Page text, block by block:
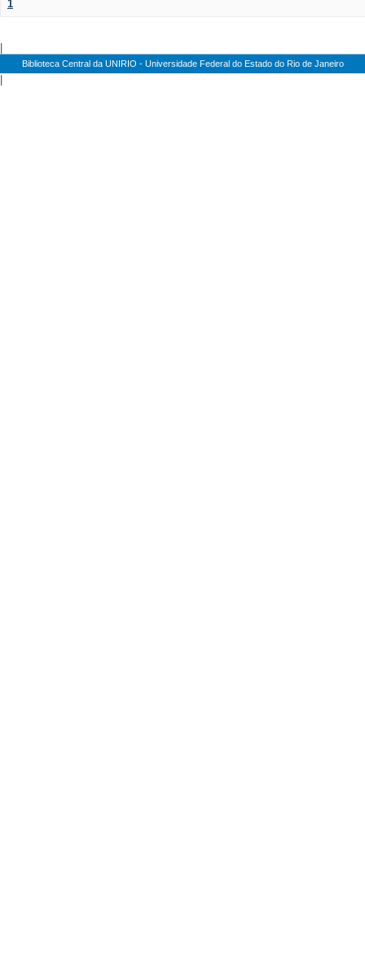
1
Biblioteca Central da UNIRIO - Universidade Federal do Estado do Rio de Janeiro